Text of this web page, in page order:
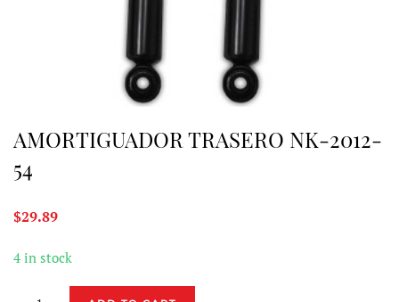
AMORTIGUADOR TRASERO NK-2012-
54
$29.89
4 in stock
AMORTIGUADOR